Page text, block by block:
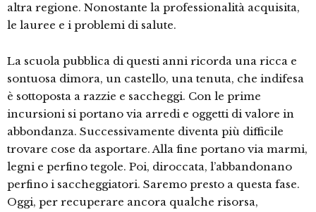
altra regione. Nonostante la professionalità acquisita,
le lauree e i problemi di salute.
La scuola pubblica di questi anni ricorda una ricca e
sontuosa dimora, un castello, una tenuta, che indifesa
è sottoposta a razzie e saccheggi. Con le prime
incursioni si portano via arredi e oggetti di valore in
abbondanza. Successivamente diventa più difficile
trovare cose da asportare. Alla fine portano via marmi,
legni e perfino tegole. Poi, diroccata, l’abbandonano
perfino i saccheggiatori. Saremo presto a questa fase.
Oggi, per recuperare ancora qualche risorsa,